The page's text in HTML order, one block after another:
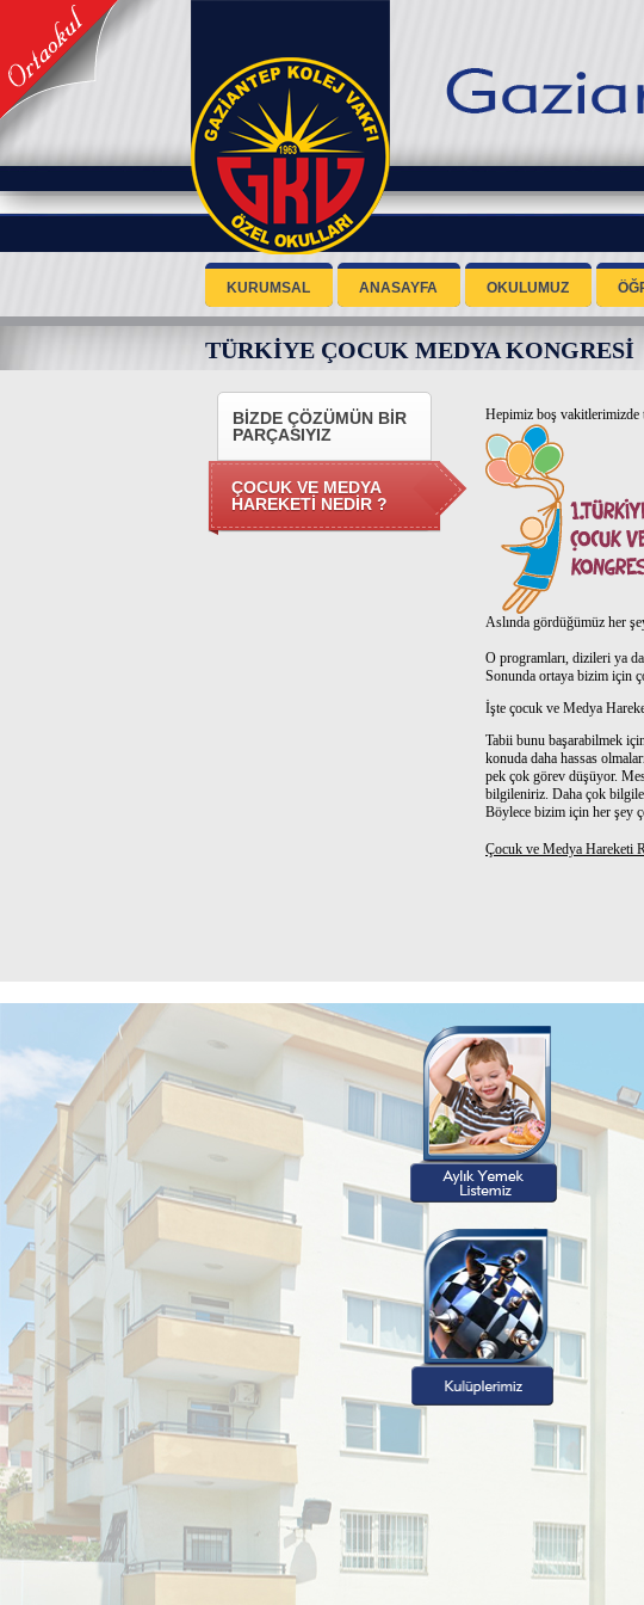
KURUMSAL ANASAYFA OKULUMUZ
TÜRKİYE ÇOCUK MEDYA KONGRESİ
BİZDE ÇÖZÜMÜN BİR
PARÇASIYIZ
ÇOCUK VE MEDYA
HAREKETİ NEDİR ?
Hepimiz boş vakitlerimizde
Aslında gördüğümüz her
O programları, dizileri ya
Sonunda ortaya bizim için
İşte çocuk ve Medya
Tabii bunu başarabilmek
konuda daha hassas
pek çok görev düşüyor.
bilgileniriz. Daha çok
Böylece bizim için her şey
Çocuk ve Medya Hareketi